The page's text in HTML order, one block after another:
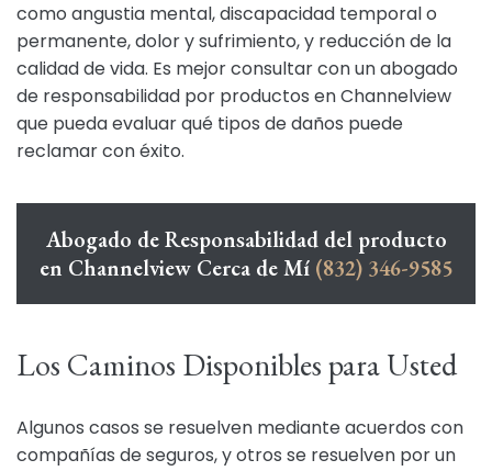
como angustia mental, discapacidad temporal o
permanente, dolor y sufrimiento, y reducción de la
calidad de vida. Es mejor consultar con un abogado
de responsabilidad por productos en Channelview
que pueda evaluar qué tipos de daños puede
reclamar con éxito.
Abogado de Responsabilidad del producto
en Channelview Cerca de Mí (832) 346-9585
Los Caminos Disponibles para Usted
Algunos casos se resuelven mediante acuerdos con
compañías de seguros, y otros se resuelven por un